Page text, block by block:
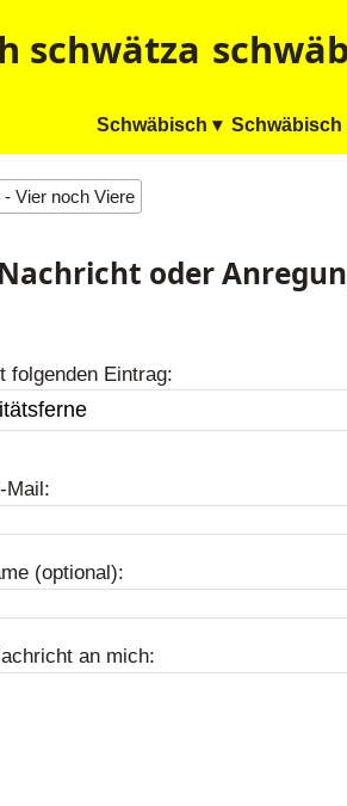
Schwäbisch ▾ Schwäbisch
- Vier noch Viere
oder
folgenden Eintrag:
Mail:
(optional):
an mich: